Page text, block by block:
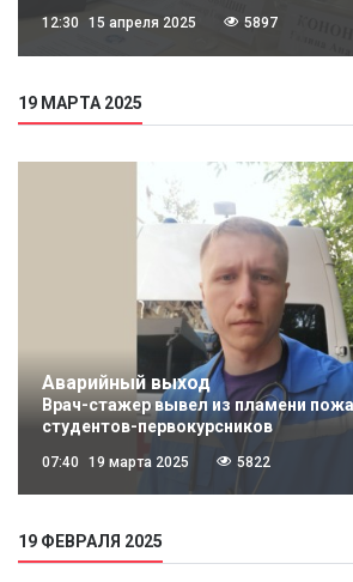
12:30 15 апреля 2025 5897
19 МАРТА 2025
Аварийный выход
Врач-стажер вывел из пламени
студентов-первокурсников
07:40 19 марта 2025 5822
19 ФЕВРАЛЯ 2025